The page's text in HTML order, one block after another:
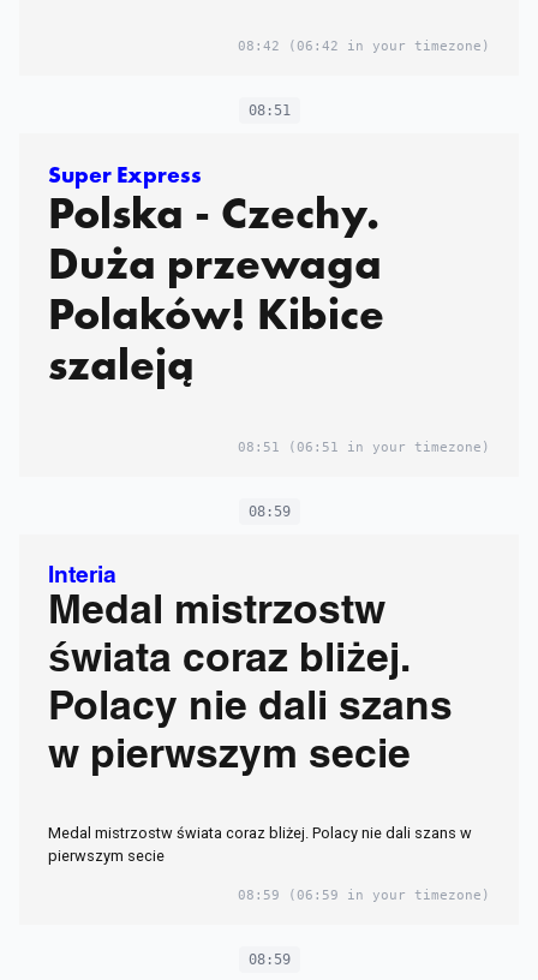
08:42 (06:42 in your timezone)
08:51
Super Express
Polska - Czechy.
Duża przewaga
Polaków! Kibice
szaleją
08:51 (06:51 in your timezone)
08:59
Interia
Medal mistrzostw
świata coraz bliżej.
Polacy nie dali szans
w pierwszym secie
Medal mistrzostw świata coraz bliżej. Polacy nie dali szans w
pierwszym secie
08:59 (06:59 in your timezone)
08:59